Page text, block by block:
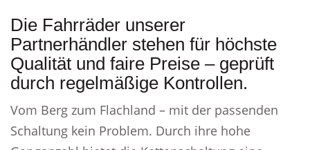
Die Fahrräder unserer
Partnerhändler stehen für höchste
Qualität und faire Preise – geprüft
durch regelmäßige Kontrollen.
Vom Berg zum Flachland – mit der passenden
Schaltung kein Problem. Durch ihre hohe